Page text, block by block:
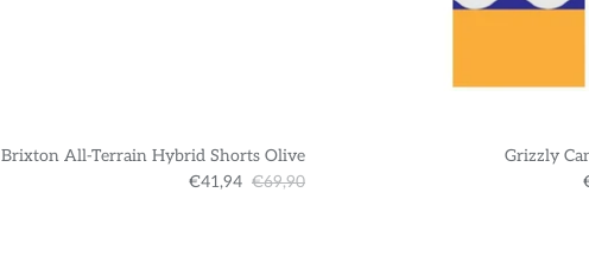
Brixton All-Terrain Hybrid Shorts Olive
€41,94 €69,90
Grizzly